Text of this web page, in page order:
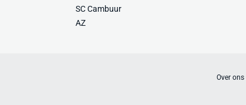
SC Cambuur
AZ
Over ons